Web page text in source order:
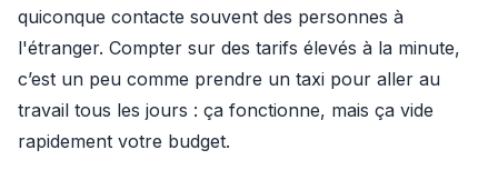
quiconque contacte souvent des personnes à
l'étranger. Compter sur des tarifs élevés à la minute,
c’est un peu comme prendre un taxi pour aller au
travail tous les jours : ça fonctionne, mais ça vide
rapidement votre budget.